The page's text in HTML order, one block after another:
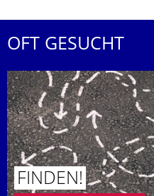
OFT GESUCHT
FINDEN!